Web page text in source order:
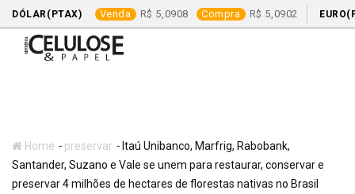
DÓLAR(PTAX) Venda 5,0908 Compra 5,0902
Home - preservar - Itaú Unibanco, Marfrig, Rabobank,
Santander, Suzano e Vale se unem para restaurar, conservar e
preservar 4 milhões de hectares de florestas nativas no Brasil